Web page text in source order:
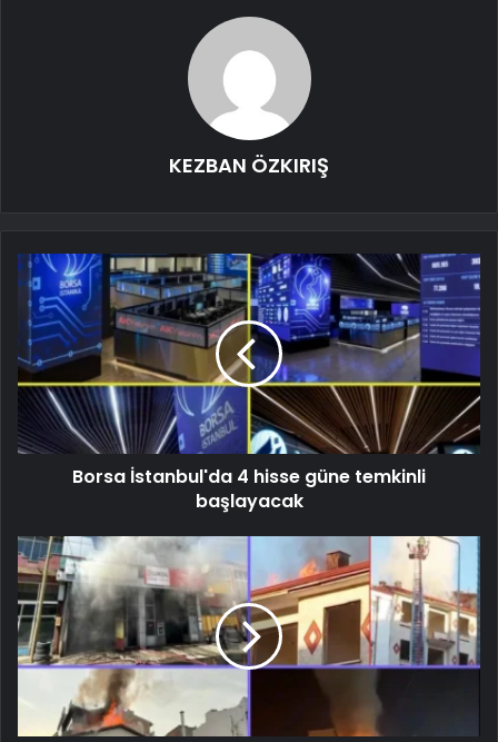
KEZBAN ÖZKIRIŞ
Borsa İstanbul'da 4 hisse güne temkinli
başlayacak